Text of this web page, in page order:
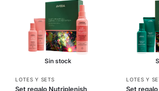
Sin stock
LOTES Y SETS
Set regalo Nutriplenish
LOTES Y
Set